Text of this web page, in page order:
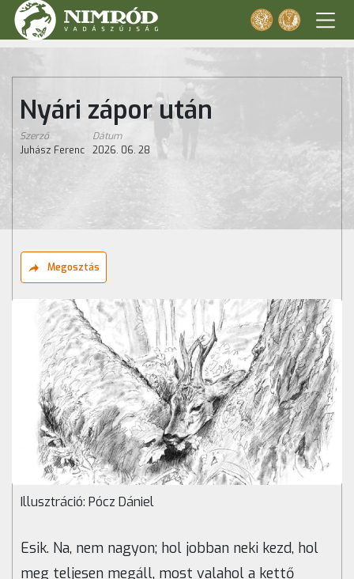
Nyári zápor után
Szerző
Juhász Ferenc
Dátum
2026. 06. 28
Megosztás
Illusztráció: Pócz Dániel
Esik. Na, nem nagyon; hol jobban neki kezd, hol
meg teljesen megáll, most valahol a kettő